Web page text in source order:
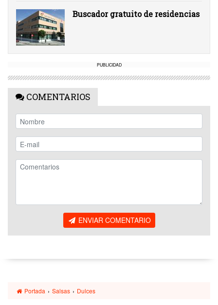
Buscador gratuito de residencias
PUBLICIDAD
COMENTARIOS
ENVIAR COMENTARIO
Portada › Salsas › Dulces